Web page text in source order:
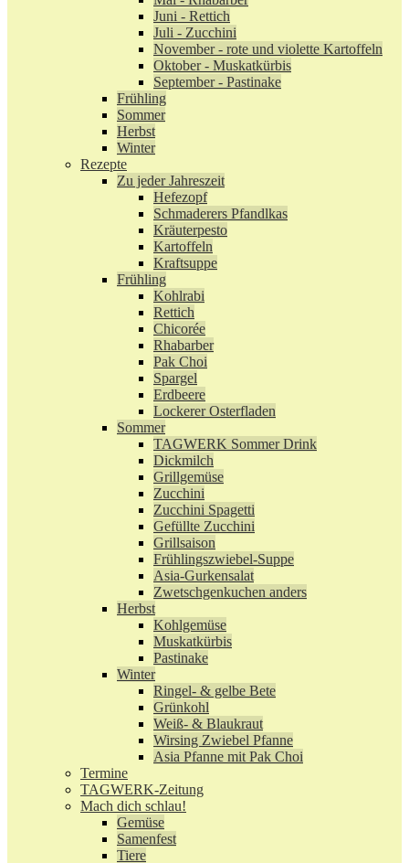
Juni - Rettich
Juli - Zucchini
November - rote und violette Kartoffeln
Oktober - Muskatkürbis
September - Pastinake
Frühling
Sommer
Herbst
Winter
Rezepte
Zu jeder Jahreszeit
Hefezopf
Schmaderers Pfandlkas
Kräuterpesto
Kartoffeln
Kraftsuppe
Frühling
Kohlrabi
Rettich
Chicorée
Rhabarber
Pak Choi
Spargel
Erdbeere
Lockerer Osterfladen
Sommer
TAGWERK Sommer Drink
Dickmilch
Grillgemüse
Zucchini
Zucchini Spagetti
Gefüllte Zucchini
Grillsaison
Frühlingszwiebel-Suppe
Asia-Gurkensalat
Zwetschgenkuchen anders
Herbst
Kohlgemüse
Muskatkürbis
Pastinake
Winter
Ringel- & gelbe Bete
Grünkohl
Weiß- & Blaukraut
Wirsing Zwiebel Pfanne
Asia Pfanne mit Pak Choi
Termine
TAGWERK-Zeitung
Mach dich schlau!
Gemüse
Samenfest
Tiere